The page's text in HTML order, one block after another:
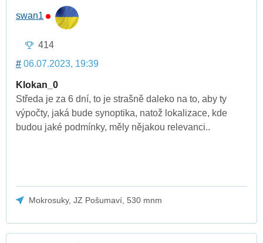
swan1
414
# 06.07.2023, 19:39
Klokan_0
Středa je za 6 dní, to je strašně daleko na to, aby ty
výpočty, jaká bude synoptika, natož lokalizace, kde
budou jaké podmínky, měly nějakou relevanci..
Mokrosuky, JZ Pošumaví, 530 mnm